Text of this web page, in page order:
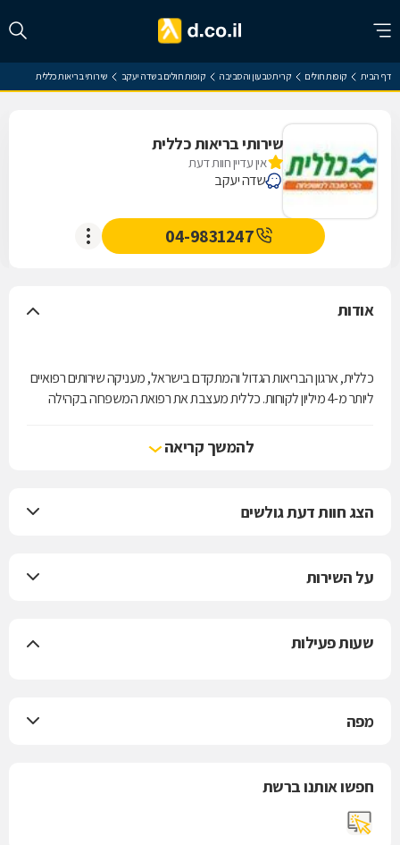
דף הבית קופות חולים קרית טבעון והסביבה קופות חולים בשדה יעקב שירותי בריאות כללית
שירותי בריאות כללית
אין עדיין חוות דעת
שדה יעקב
04-9831247
אודות
כללית, ארגון הבריאות הגדול והמתקדם בישראל, מעניקה שירותים רפואיים
ליותר מ-4 מיליון לקוחות. כללית מעצבת את רפואת המשפחה בקהילה
להמשך קריאה
הצג חוות דעת גולשים
על השירות
שעות פעילות
מפה
חפשו אותנו ברשת